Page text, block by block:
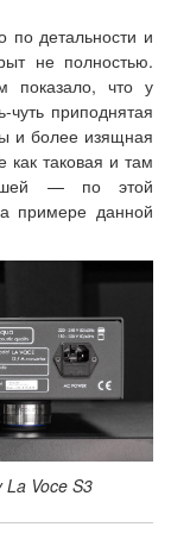
по детальности и
не полностью.
показало, что у
чуть приподнятая
и более изящная
как таковая и там
— по этой
примере данной
La Voce S3